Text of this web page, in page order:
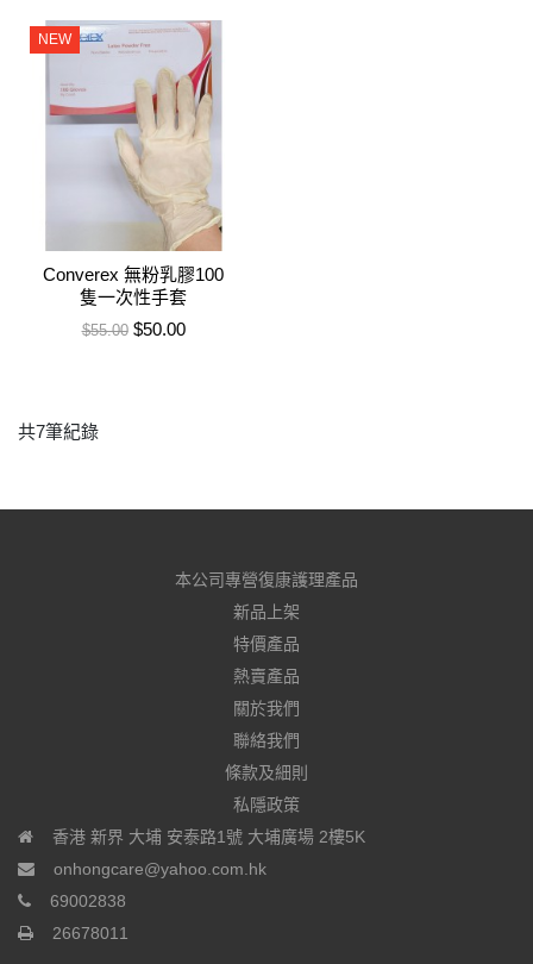
NEW
Converex 無粉乳膠100
隻一次性手套
售價
$55.00 特價
$50.00
共7筆紀錄
本公司專營復康護理產品
新品上架
特價產品
熱賣產品
關於我們
聯絡我們
條款及細則
私隱政策
香港 新界 大埔 安泰路1號 大埔廣場 2樓5K
onhongcare@yahoo.com.hk
69002838
26678011